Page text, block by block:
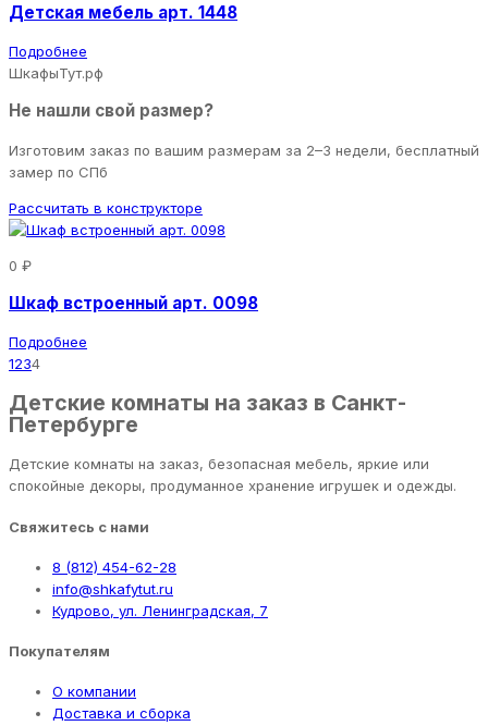
Детская мебель арт. 1448
Подробнее
ШкафыТут.рф
Не нашли свой размер?
Изготовим заказ по вашим размерам за 2–3 недели, бесплатный
замер по СПб
Рассчитать в конструкторе
0 ₽
Шкаф встроенный арт. 0098
Подробнее
1234
Детские комнаты на заказ в Санкт-
Петербурге
Детские комнаты на заказ, безопасная мебель, яркие или
спокойные декоры, продуманное хранение игрушек и одежды.
Свяжитесь с нами
8 (812) 454-62-28
info@shkafytut.ru
Кудрово, ул. Ленинградская, 7
Покупателям
О компании
Доставка и сборка